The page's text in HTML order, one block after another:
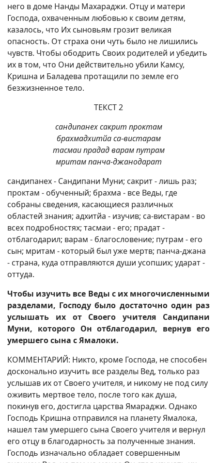
него в доме Нанды Махараджи. Отцу и матери
Господа, охваченным любовью к своим детям,
казалось, что Их сыновьям грозит великая
опасность. От страха они чуть было не лишились
чувств. Чтобы ободрить Своих родителей и убедить
их в том, что Они действительно убили Камсу,
Кришна и Баладева протащили по земле его
безжизненное тело.
ТЕКСТ 2
сандипанех сакрит проктам
брахмадхитйа са-вистарам
тасмаи прадад варам путрам
мритам панча-джанодарат
сандипанех - Сандипани Муни; сакрит - лишь раз;
проктам - обученный; брахма - все Веды, где
собраны сведения, касающиеся различных
областей знания; адхитйа - изучив; са-вистарам - во
всех подробностях; тасмаи - его; прадат -
отблагодарил; варам - благословение; путрам - его
сын; мритам - который был уже мертв; панча-джана
- страна, куда отправляются души усопших; ударат -
оттуда.
Чтобы изучить все Веды с их многочисленными
разделами, Господу было достаточно один раз
услышать их от Своего учителя Сандипани
Муни, которого Он отблагодарил, вернув его
умершего сына с Ямалоки.
КОММЕНТАРИЙ: Никто, кроме Господа, не способен
досконально изучить все разделы Вед, только раз
услышав их от Своего учителя, и никому не под силу
оживить мертвое тело, после того как душа,
покинув его, достигла царства Ямараджи. Однако
Господь Кришна отправился на планету Ямалока,
нашел там умершего сына Своего учителя и вернул
его отцу в благодарность за полученные знания.
Господь изначально обладает совершенным